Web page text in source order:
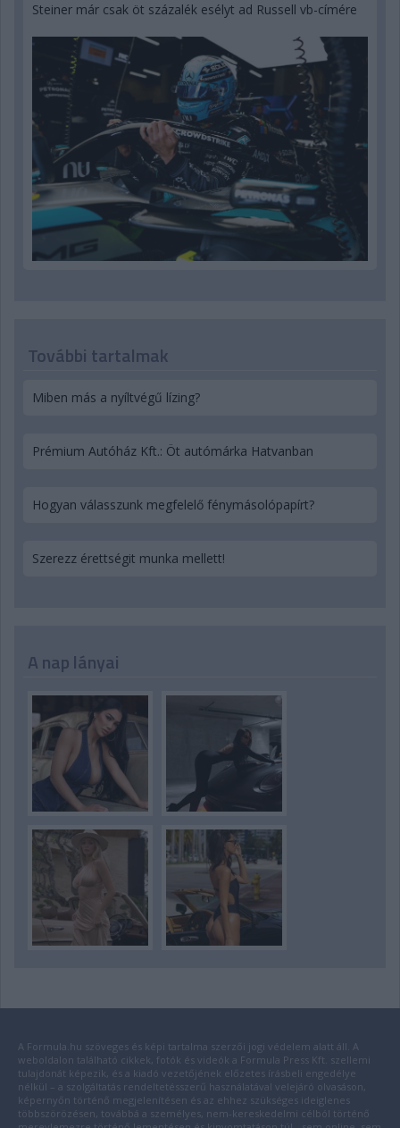
Steiner már csak öt százalék esélyt ad Russell vb-címére
További tartalmak
Miben más a nyíltvégű lízing?
Prémium Autóház Kft.: Öt autómárka Hatvanban
Hogyan válasszunk megfelelő fénymásolópapírt?
Szerezz érettségit munka mellett!
A nap lányai
A Formula.hu szöveges és képi tartalma szerzői jogi védelem alatt áll. A
weboldalon található cikkek, fotók és videók a Formula Press Kft. szellemi
tulajdonát képezik, és a kiadó vezetőjének előzetes írásbeli engedélye
nélkül – a szolgáltatás rendeltetésszerű használatával velejáró olvasáson,
képernyőn történő megjelenítésen és az ehhez szükséges ideiglenes
többszörözésen, továbbá a személyes, nem-kereskedelmi célból történő